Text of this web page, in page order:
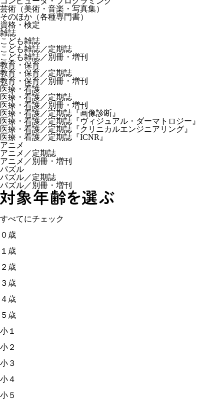
芸術（美術・音楽・写真集）
そのほか（各種専門書）
資格・検定
雑誌
こども雑誌
こども雑誌／定期誌
こども雑誌／別冊・増刊
教育・保育
教育・保育／定期誌
教育・保育／別冊・増刊
医療・看護
医療・看護／定期誌
医療・看護／別冊・増刊
医療・看護／定期誌『画像診断』
医療・看護／定期誌『ヴィジュアル・ダーマトロジー』
医療・看護／定期誌『クリニカルエンジニアリング』
医療・看護／定期誌『ICNR』
アニメ
アニメ／定期誌
アニメ／別冊・増刊
パズル
パズル／定期誌
パズル／別冊・増刊
すべてにチェック
０歳
１歳
２歳
３歳
４歳
５歳
小１
小２
小３
小４
小５